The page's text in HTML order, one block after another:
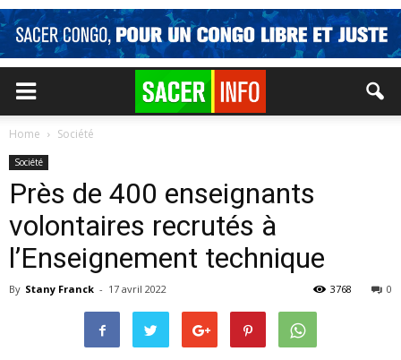
Home Société
Société
Près de 400 enseignants
volontaires recrutés à
l’Enseignement technique
By Stany Franck - 17 avril 2022 0
3768